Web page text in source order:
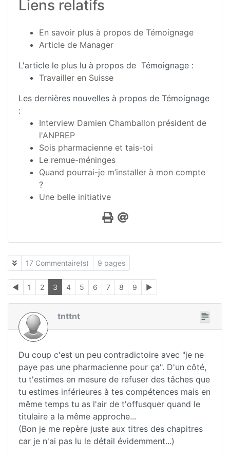
Liens relatifs
En savoir plus à propos de Témoignage
Article de Manager
L'article le plus lu à propos de Témoignage :
Travailler en Suisse
Les dernières nouvelles à propos de Témoignage
:
Interview Damien Chamballon président de
l'ANPREP
Sois pharmacienne et tais-toi
Le remue-méninges
Quand pourrai-je m’installer à mon compte
?
Une belle initiative
17 Commentaire(s) 9 pages
◄ 1 2 3 4 5 6 7 8 9 ►
tnttnt
Du coup c'est un peu contradictoire avec "je ne
paye pas une pharmacienne pour ça". D'un côté,
tu t'estimes en mesure de refuser des tâches que
tu estimes inférieures à tes compétences mais en
même temps tu as l'air de t'offusquer quand le
titulaire a la même approche...
(Bon je me repère juste aux titres des chapitres
car je n'ai pas lu le détail évidemment...)